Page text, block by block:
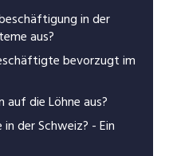
in der
aus?
bevorzugt im
die Löhne aus?
der Schweiz? - Ein